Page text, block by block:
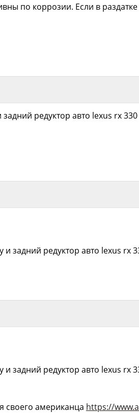
по коррозии. Если в
редуктор авто lexus rx
и задний редуктор авто lexus
и задний редуктор авто lexus
своего американца https://